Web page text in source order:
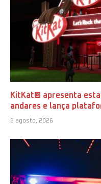
KitKat® apresenta
andares e lança
6 agosto, 2026